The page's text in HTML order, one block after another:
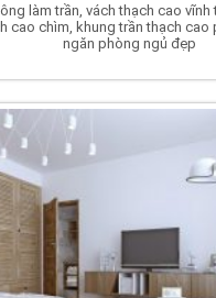
làm trần, vách thạch cao
cao chìm, khung trần thạch cao
ngăn phòng ngủ đẹp